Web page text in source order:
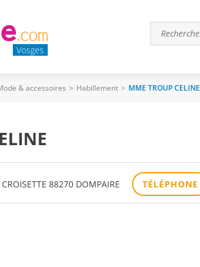
Vosges
& accessoires > Habillement > MME TROUP CELINE
88270 DOMPAIRE TÉLÉPHONE